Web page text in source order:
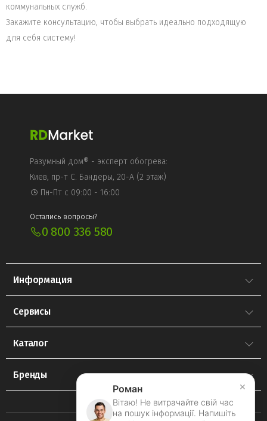
коммунальных служб.
Закажите консультацию, чтобы выбрать идеально подходящую
для себя систему!
Разумный дом® - эксперт обогрева:
Киев, пр-т С. Бандеры, 20-А (2 этаж)
Пн-Пт с 09:00 - 16:00
Остались вопросы?
0 800 336 580
Информация
Сервисы
Каталог
Бренды
Роман
Вітаю! Не витрачайте свій час
на пошук інформації. Напишіть
×